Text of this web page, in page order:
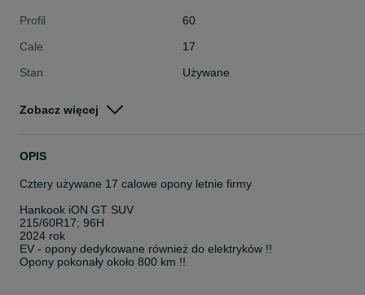
Profil
60
Cale
17
Stan
Używane
Szerokość
Zobacz więcej
OPIS
Cztery używane 17 calowe opony letnie firmy
Hankook iON GT SUV
215/60R17; 96H
2024 rok
EV - opony dedykowane również do elektryków !!
Opony pokonały około 800 km !!